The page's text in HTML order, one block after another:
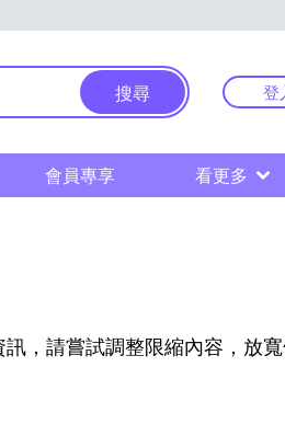
搜尋 登
會員專享 看更多
，請嘗試調整限縮內容，放寬